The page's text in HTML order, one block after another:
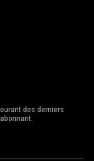
des derniers